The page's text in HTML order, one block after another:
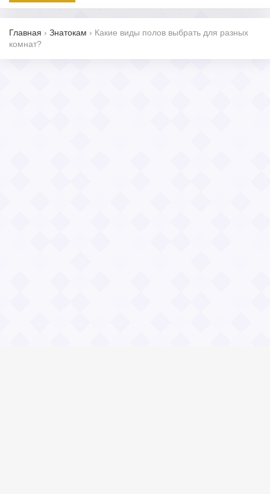
Главная › Знатокам › Какие виды полов выбрать для разных
комнат?